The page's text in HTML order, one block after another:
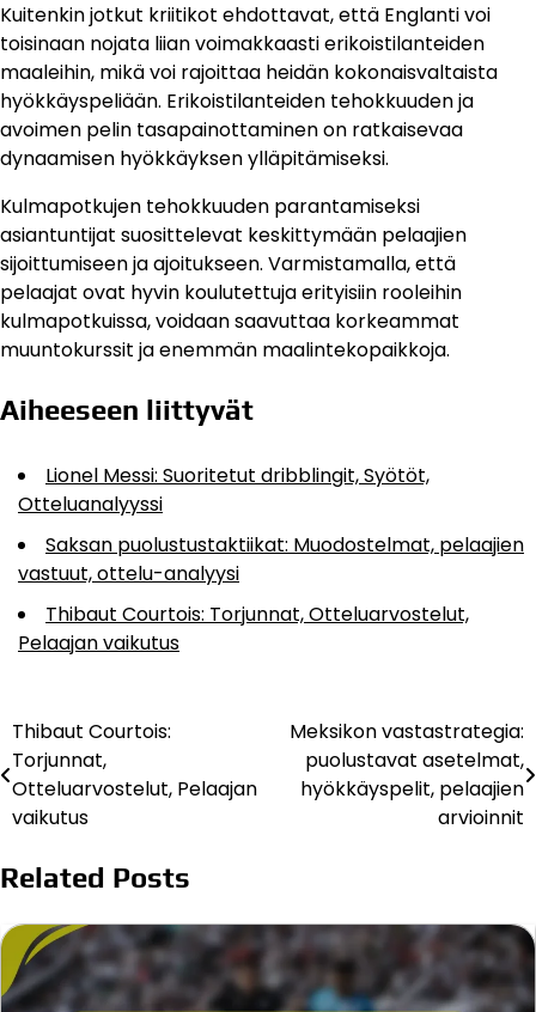
Kuitenkin jotkut kriitikot ehdottavat, että Englanti voi
toisinaan nojata liian voimakkaasti erikoistilanteiden
maaleihin, mikä voi rajoittaa heidän kokonaisvaltaista
hyökkäyspeliään. Erikoistilanteiden tehokkuuden ja
avoimen pelin tasapainottaminen on ratkaisevaa
dynaamisen hyökkäyksen ylläpitämiseksi.
Kulmapotkujen tehokkuuden parantamiseksi
asiantuntijat suosittelevat keskittymään pelaajien
sijoittumiseen ja ajoitukseen. Varmistamalla, että
pelaajat ovat hyvin koulutettuja erityisiin rooleihin
kulmapotkuissa, voidaan saavuttaa korkeammat
muuntokurssit ja enemmän maalintekopaikkoja.
Aiheeseen liittyvät
Lionel Messi: Suoritetut dribblingit, Syötöt,
Otteluanalyyssi
Saksan puolustustaktiikat: Muodostelmat, pelaajien
vastuut, ottelu-analyysi
Thibaut Courtois: Torjunnat, Otteluarvostelut,
Pelaajan vaikutus
Post
navigation
Thibaut Courtois:
Torjunnat,
Otteluarvostelut, Pelaajan
vaikutus
Meksikon vastastrategia:
puolustavat asetelmat,
hyökkäyspelit, pelaajien
arvioinnit
Related Posts